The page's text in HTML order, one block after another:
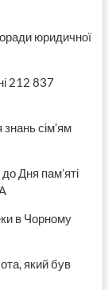
юридичної
212 837
сім’ям
Дня пам’яті
в Чорному
який був